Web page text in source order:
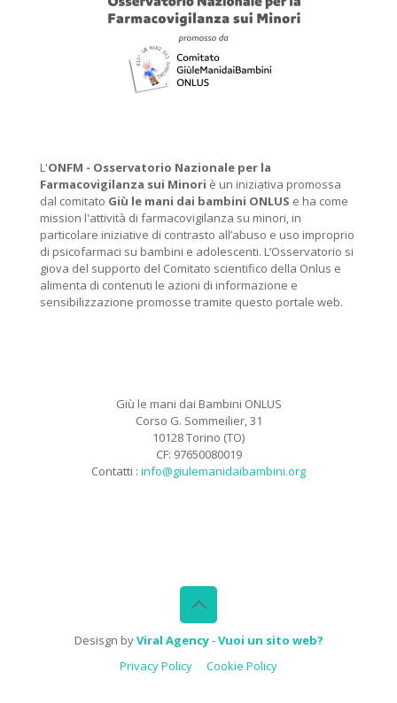
L'ONFM - Osservatorio Nazionale per la
Farmacovigilanza sui Minori è un iniziativa promossa
dal comitato Giù le mani dai bambini ONLUS e ha come
mission l'attività di farmacovigilanza su minori, in
particolare iniziative di contrasto all’abuso e uso improprio
di psicofarmaci su bambini e adolescenti. L’Osservatorio si
giova del supporto del Comitato scientifico della Onlus e
alimenta di contenuti le azioni di informazione e
sensibilizzazione promosse tramite questo portale web.
Giù le mani dai Bambini ONLUS
Corso G. Sommeilier, 31
10128 Torino (TO)
CF: 97650080019
Contatti : info@giulemanidaibambini.org
Desisgn byViral Agency-Vuoi un sito web?
Privacy Policy
Cookie Policy